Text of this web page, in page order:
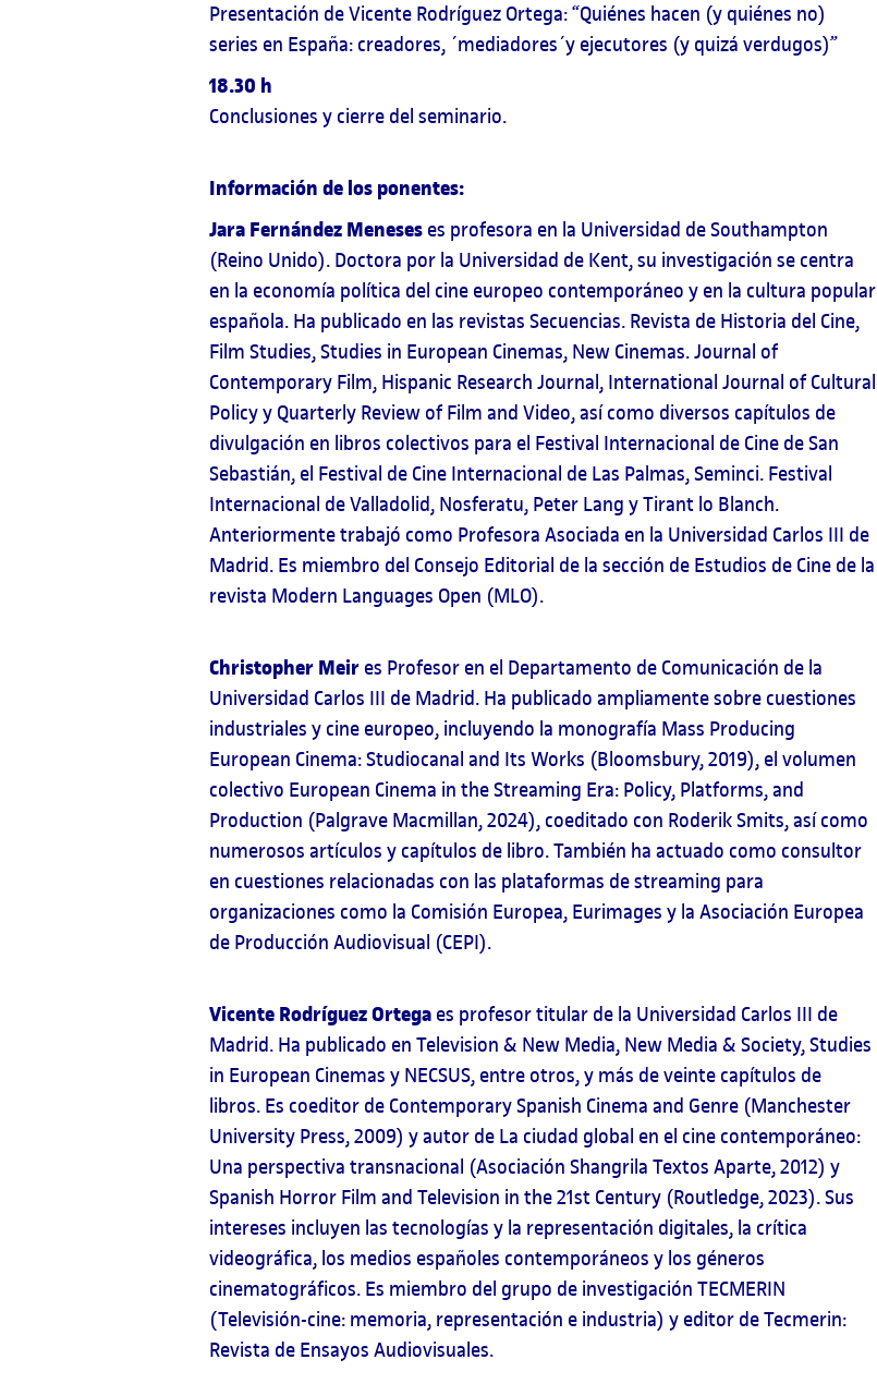
Presentación de Vicente Rodríguez Ortega: “Quiénes hacen (y quiénes no)
series en España: creadores, ´mediadores´y ejecutores (y quizá verdugos)”
18.30 h
Conclusiones y cierre del seminario.
Información de los ponentes:
Jara Fernández Meneses es profesora en la Universidad de Southampton
(Reino Unido). Doctora por la Universidad de Kent, su investigación se centra
en la economía política del cine europeo contemporáneo y en la cultura popular
española. Ha publicado en las revistas Secuencias. Revista de Historia del Cine,
Film Studies, Studies in European Cinemas, New Cinemas. Journal of
Contemporary Film, Hispanic Research Journal, International Journal of Cultural
Policy y Quarterly Review of Film and Video, así como diversos capítulos de
divulgación en libros colectivos para el Festival Internacional de Cine de San
Sebastián, el Festival de Cine Internacional de Las Palmas, Seminci. Festival
Internacional de Valladolid, Nosferatu, Peter Lang y Tirant lo Blanch.
Anteriormente trabajó como Profesora Asociada en la Universidad Carlos III de
Madrid. Es miembro del Consejo Editorial de la sección de Estudios de Cine de la
revista Modern Languages Open (MLO).
Christopher Meir es Profesor en el Departamento de Comunicación de la
Universidad Carlos III de Madrid. Ha publicado ampliamente sobre cuestiones
industriales y cine europeo, incluyendo la monografía Mass Producing
European Cinema: Studiocanal and Its Works (Bloomsbury, 2019), el volumen
colectivo European Cinema in the Streaming Era: Policy, Platforms, and
Production (Palgrave Macmillan, 2024), coeditado con Roderik Smits, así como
numerosos artículos y capítulos de libro. También ha actuado como consultor
en cuestiones relacionadas con las plataformas de streaming para
organizaciones como la Comisión Europea, Eurimages y la Asociación Europea
de Producción Audiovisual (CEPI).
Vicente Rodríguez Ortega es profesor titular de la Universidad Carlos III de
Madrid. Ha publicado en Television & New Media, New Media & Society, Studies
in European Cinemas y NECSUS, entre otros, y más de veinte capítulos de
libros. Es coeditor de Contemporary Spanish Cinema and Genre (Manchester
University Press, 2009) y autor de La ciudad global en el cine contemporáneo:
Una perspectiva transnacional (Asociación Shangrila Textos Aparte, 2012) y
Spanish Horror Film and Television in the 21st Century (Routledge, 2023). Sus
intereses incluyen las tecnologías y la representación digitales, la crítica
videográfica, los medios españoles contemporáneos y los géneros
cinematográficos. Es miembro del grupo de investigación TECMERIN
(Televisión-cine: memoria, representación e industria) y editor de Tecmerin:
Revista de Ensayos Audiovisuales.